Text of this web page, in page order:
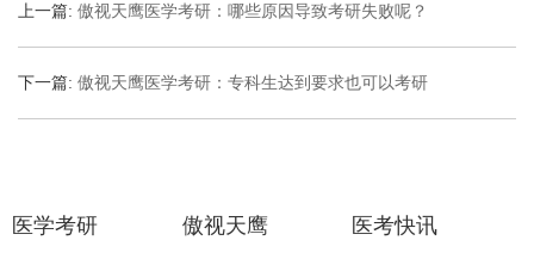
上一篇: 傲视天鹰医学考研：哪些原因导致考研失败呢？
下一篇: 傲视天鹰医学考研：专科生达到要求也可以考研
医学考研 傲视天鹰 医考快讯